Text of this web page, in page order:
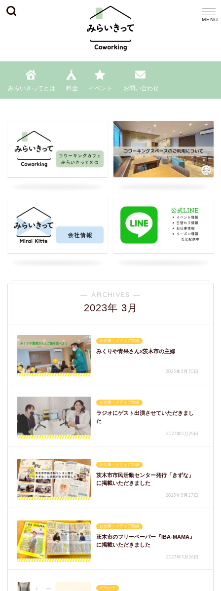
みらいきってとは 料金 イベント お問い合わせ
― ARCHIVES ―
2023年 3月
お仕事・メディア実績
みくりや青果さん×茨木市の主婦
2023年3月30日
お仕事・メディア実績
ラジオにゲスト出演させていただきまし
た
2023年3月29日
お仕事・メディア実績
茨木市市民活動センター発行「きずな」
に掲載いただきました
2023年3月27日
お仕事・メディア実績
茨木市のフリーペーパー『IBA-MAMA』
に掲載いただきました
2023年3月26日
イベント